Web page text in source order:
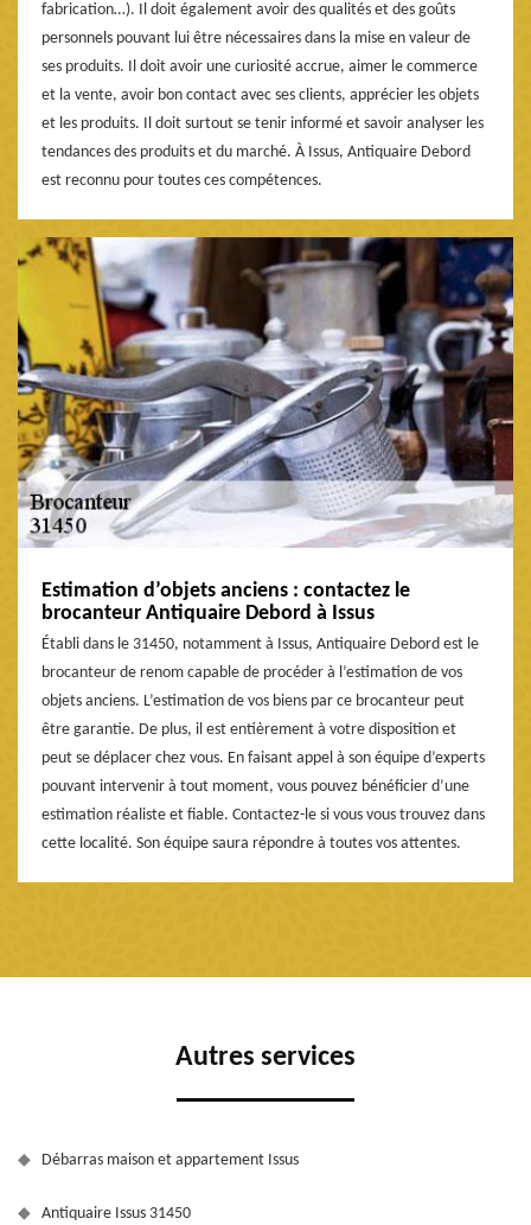
fabrication…). Il doit également avoir des qualités et des goûts
personnels pouvant lui être nécessaires dans la mise en valeur de
ses produits. Il doit avoir une curiosité accrue, aimer le commerce
et la vente, avoir bon contact avec ses clients, apprécier les objets
et les produits. Il doit surtout se tenir informé et savoir analyser les
tendances des produits et du marché. À Issus, Antiquaire Debord
est reconnu pour toutes ces compétences.
Estimation d’objets anciens : contactez le
brocanteur Antiquaire Debord à Issus
Établi dans le 31450, notamment à Issus, Antiquaire Debord est le
brocanteur de renom capable de procéder à l’estimation de vos
objets anciens. L’estimation de vos biens par ce brocanteur peut
être garantie. De plus, il est entièrement à votre disposition et
peut se déplacer chez vous. En faisant appel à son équipe d’experts
pouvant intervenir à tout moment, vous pouvez bénéficier d’une
estimation réaliste et fiable. Contactez-le si vous vous trouvez dans
cette localité. Son équipe saura répondre à toutes vos attentes.
Autres services
Débarras maison et appartement Issus
Antiquaire Issus 31450